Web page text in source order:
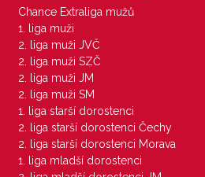
Chance Extraliga mužů
1. liga muži
2. liga muži JVČ
2. liga muži SZČ
2. liga muži JM
2. liga muži SM
1. liga starší dorostenci
2. liga starší dorostenci Čechy
2. liga starší dorostenci Morava
1. liga mladší dorostenci